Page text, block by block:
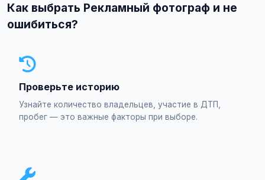
Как выбрать Рекламный фотограф и не
ошибиться?
Проверьте историю
Узнайте количество владельцев, участие в ДТП,
пробег — это важные факторы при выборе.